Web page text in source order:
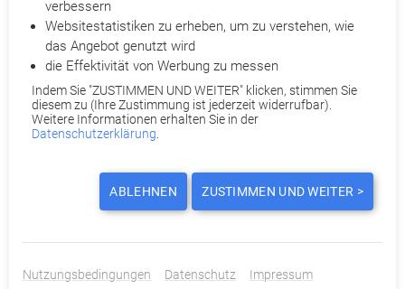
Krankschreibung. Diese kann in jeder Schwangerschaft völlig
unabhängig von Beschäftigungsverbot und gesetzlichen
Regelungen bei Erkrankung ausgestellt werden.
Während eines Beschäftigungsverbots erhält die betroffene
Arbeitnehmerin den sogenannten Mutterschaftslohn, der in
der Regel dem Gehaltsdurchschnitt der letzten drei Monate
negative Auswirkungen auf ihr Gehalt erwarten, weil ihre oder
die Gesundheit des Kindes gefährdet sein können. Auch wenn
Anspruchauf die volleHöheihres Gehalts und darf nicht auf
verbessern
Websitestatistiken zu erheben, um zu verstehen, wie
das Angebot genutzt wird
die Effektivität von Werbung zu messen
Indem Sie "ZUSTIMMEN UND WEITER" klicken, stimmen Sie
diesem zu (Ihre Zustimmung ist jederzeit widerrufbar).
Weitere Informationen erhalten Sie in der
Datenschutzerklärung
ABLEHNEN ZUSTIMMEN UND WEITER >
Nutzungsbedingungen Datenschutz Impressum